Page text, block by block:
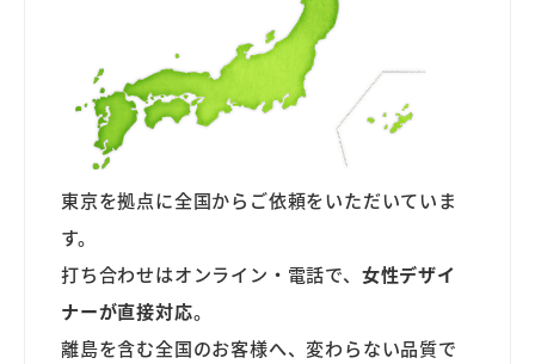
東京を拠点に全国からご依頼をいただいていま
す。
打ち合わせはオンライン・電話で、 女性デザイ
ナーが直接対応。
離島を含む全国のお客様へ、変わらない品質で